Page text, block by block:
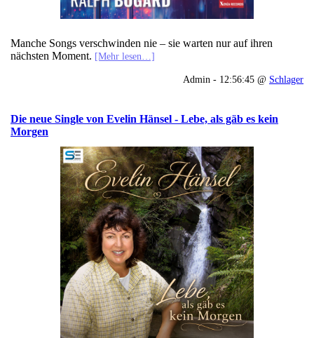
Manche Songs verschwinden nie – sie warten nur auf ihren
nächsten Moment. [Mehr lesen…]
Admin - 12:56:45 @ Schlager
Die neue Single von Evelin Hänsel - Lebe, als gäb es kein
Morgen